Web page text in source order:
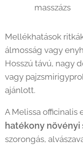
masszázs
Mellékhatások
álmosság vagy
Hosszú távú, nagy
vagy
ajánlott.
A Melissa officinalis
hatékony növényi
szorongás,